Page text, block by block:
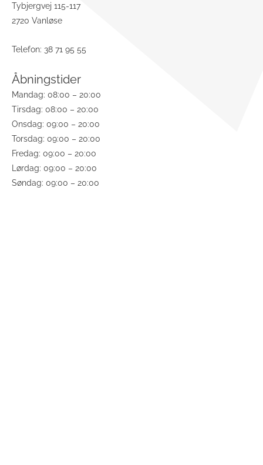
Tybjergvej 115-117
2720 Vanløse
Telefon: 38 71 95 55
Åbningstider
Mandag: 08:00 – 20:00
Tirsdag: 08:00 – 20:00
Onsdag: 09:00 – 20:00
Torsdag: 09:00 – 20:00
Fredag: 09:00 – 20:00
Lørdag: 09:00 – 20:00
Søndag: 09:00 – 20:00